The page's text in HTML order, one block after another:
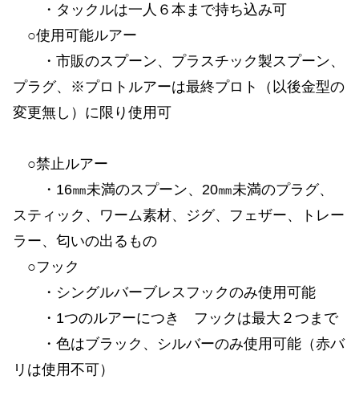
・タックルは一人６本まで持ち込み可
○使用可能ルアー
・市販のスプーン、プラスチック製スプーン、
プラグ、※プロトルアーは最終プロト（以後金型の
変更無し）に限り使用可
○禁止ルアー
・16㎜未満のスプーン、20㎜未満のプラグ、
スティック、ワーム素材、ジグ、フェザー、トレー
ラー、匂いの出るもの
○フック
・シングルバーブレスフックのみ使用可能
・1つのルアーにつき フックは最大２つまで
・色はブラック、シルバーのみ使用可能（赤バ
リは使用不可）